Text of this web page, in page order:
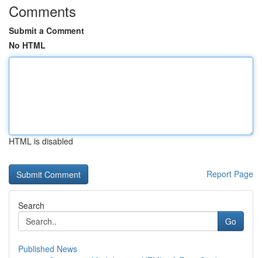
Comments
Submit a Comment
No HTML
HTML is disabled
Report Page
Search
Go
Published News